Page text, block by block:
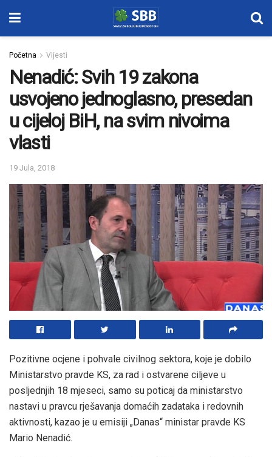
Početna Vijesti
Nenadić: Svih 19 zakona
usvojeno jednoglasno, presedan
u cijeloj BiH, na svim nivoima
vlasti
19 Jula, 2018
Pozitivne ocjene i pohvale civilnog sektora, koje je dobilo
Ministarstvo pravde KS, za rad i ostvarene ciljeve u
posljednjih 18 mjeseci, samo su poticaj da ministarstvo
nastavi u pravcu rješavanja domaćih zadataka i redovnih
aktivnosti, kazao je u emisiji „Danas“ ministar pravde KS
Mario Nenadić.